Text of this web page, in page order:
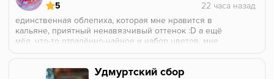
5
единственная облепиха, которая мне нравится в
кальяне, приятный ненавязчивый оттенок :D а ещё
мёд, что-то отдалённо-чайное и набор цветов, мне
гармонично и спокойно, буду брать на постоянку
Удмуртский сбор